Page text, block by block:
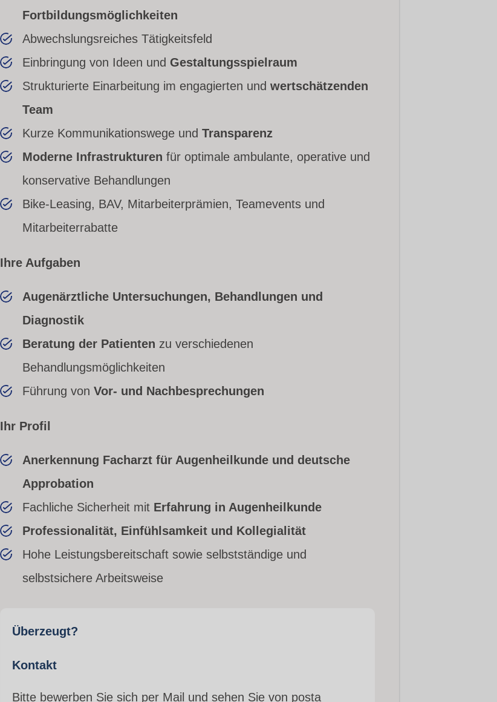
Fortbildungsmöglichkeiten
Abwechslungsreiches Tätigkeitsfeld
Einbringung von Ideen und Gestaltungsspielraum
Strukturierte Einarbeitung im engagierten und wertschätzenden
Team
Kurze Kommunikationswege und Transparenz
Moderne Infrastrukturen für optimale ambulante, operative und
konservative Behandlungen
Bike-Leasing, BAV, Mitarbeiterprämien, Teamevents und
Mitarbeiterrabatte
Ihre Aufgaben
Augenärztliche Untersuchungen, Behandlungen und
Diagnostik
Beratung der Patienten zu verschiedenen
Behandlungsmöglichkeiten
Führung von Vor- und Nachbesprechungen
Ihr Profil
Anerkennung Facharzt für Augenheilkunde und deutsche
Approbation
Fachliche Sicherheit mit Erfahrung in Augenheilkunde
Professionalität, Einfühlsamkeit und Kollegialität
Hohe Leistungsbereitschaft sowie selbstständige und
selbstsichere Arbeitsweise
Überzeugt?
Kontakt
Bitte bewerben Sie sich per Mail und sehen Sie von posta